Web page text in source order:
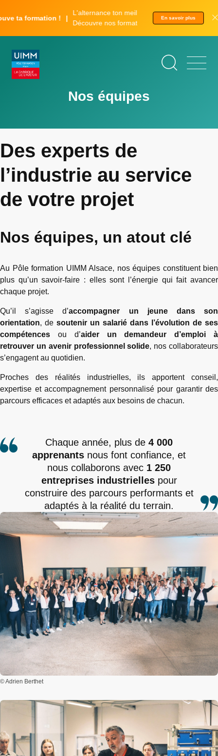
au
ta formation !
L'alternance ton meilleur tremplin.
Découvre nos formations.
En savoir plus
Nos équipes
Des experts de
l’industrie au service
de votre projet
Nos équipes, un atout clé
Au Pôle formation UIMM Alsace, nos équipes constituent bien
plus qu’un savoir-faire : elles sont l’énergie qui fait avancer
chaque projet.
Qu’il s’agisse d’accompagner un jeune dans son
orientation, de soutenir un salarié dans l’évolution de ses
compétences ou d’aider un demandeur d’emploi à
retrouver un avenir professionnel solide, nos collaborateurs
s’engagent au quotidien.
Proches des réalités industrielles, ils apportent conseil,
expertise et accompagnement personnalisé pour garantir des
parcours efficaces et adaptés aux besoins de chacun.
Chaque année, plus de 4 000
apprenants nous font confiance, et
nous collaborons avec 1 250
entreprises industriellespour
construire des parcours performants et
adaptés à la réalité du terrain.
© Adrien Berthet